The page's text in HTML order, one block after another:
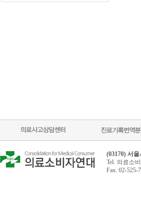
(03170) 서
Tel. 의료소
Fax. 02-525-